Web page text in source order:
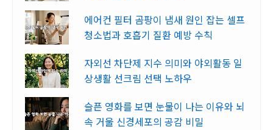
에어컨 필터 곰팡이 냄새 원인 잡는 셀프
청소법과 호흡기 질환 예방 수칙
자외선 차단제 지수 의미와 야외활동 일
상생활 선크림 선택 노하우
슬픈 영화를 보면 눈물이 나는 이유와 뇌
속 거울 신경세포의 공감 비밀